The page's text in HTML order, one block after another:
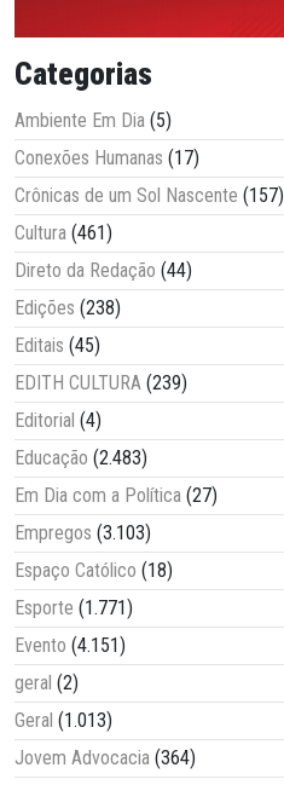
Categorias
Ambiente Em Dia (5)
Conexões Humanas (17)
Crônicas de um Sol Nascente (157)
Cultura (461)
Direto da Redação (44)
Edições (238)
Editais (45)
EDITH CULTURA (239)
Editorial (4)
Educação (2.483)
Em Dia com a Política (27)
Empregos (3.103)
Espaço Católico (18)
Esporte (1.771)
Evento (4.151)
geral (2)
Geral (1.013)
Jovem Advocacia (364)